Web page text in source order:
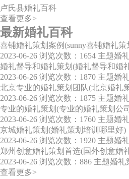
卢氏县婚礼百科
查看更多>
最新婚礼百科
喜铺婚礼策划案例(sunny喜铺婚礼策
2023-06-26 浏览次数：1654 主题婚
婚礼督导和婚礼策划(婚礼督导和婚
2023-06-26 浏览次数：1870 主题婚
北京专业的婚礼策划团队(北京婚礼
2023-06-26 浏览次数：1875 主题婚
专业的婚礼策划(专业的婚礼策划公
2023-06-26 浏览次数：1760 主题婚
京城婚礼策划(婚礼策划培训哪里好)
2023-06-26 浏览次数：1920 主题婚
郑州创意婚礼策划首选(国外创意婚
2023-06-26 浏览次数：886 主题婚礼
查看更多>